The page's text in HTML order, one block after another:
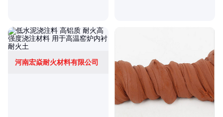
河南宏焱耐火材料有限公司